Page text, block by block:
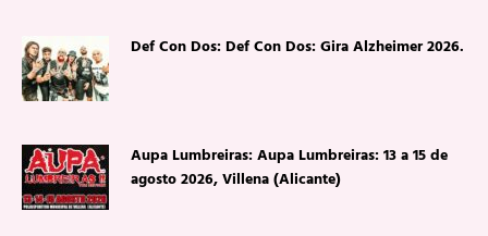
Def Con Dos: Def Con Dos: Gira Alzheimer 2026.
Aupa Lumbreiras: Aupa Lumbreiras: 13 a 15 de
agosto 2026, Villena (Alicante)